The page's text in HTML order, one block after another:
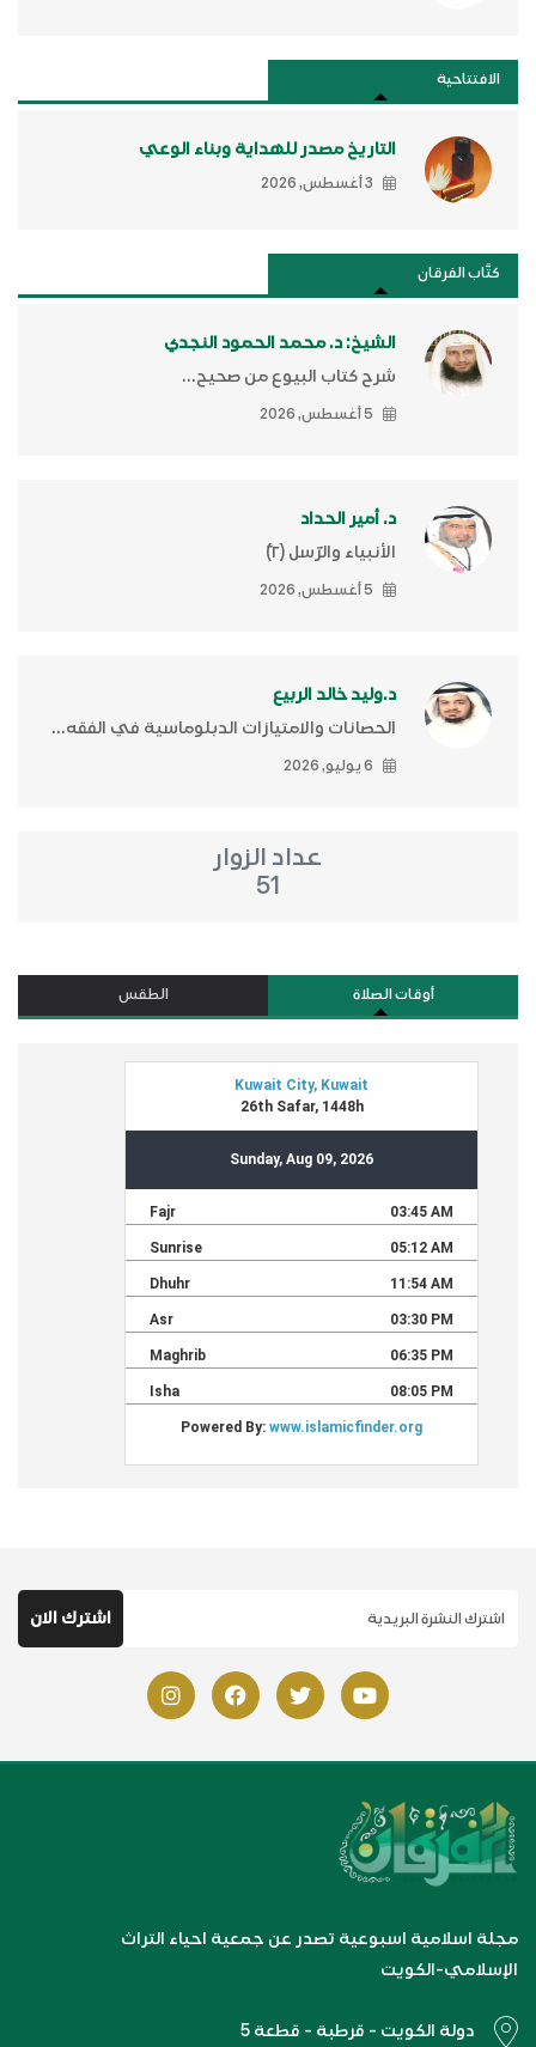
الافتتاحية
التاريخ مصدر للهداية وبناء الوعي
3 أغسطس, 2026
كتَّاب الفرقان
الشيخ: د. محمد الحمود النجدي
شرح كتاب البيوع من صحيح...
5 أغسطس, 2026
د. أمير الحداد
الأنبياء والرّسل (٢)ّ
5 أغسطس, 2026
د.وليد خالد الربيع
الحصانات والامتيازات الدبلوماسية في الفقه...
6 يوليو, 2026
عداد الزوار
51
أوقات الصلاة الطقس
مجلة اسلامية اسبوعية تصدر عن جمعية احياء التراث
الإسلامي-الكويت
دولة الكويت - قرطبة - قطعة 5